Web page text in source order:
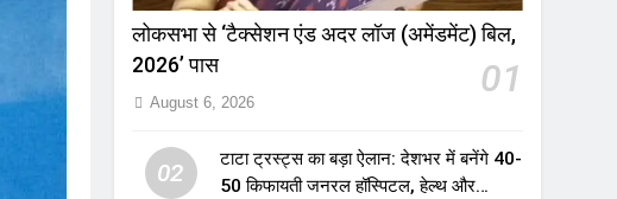
लोकसभा से ‘टैक्सेशन एंड अदर लॉज (अमेंडमेंट) बिल,
2026’ पास
01
August 6, 2026
02
टाटा ट्रस्ट्स का बड़ा ऐलान: देशभर में बनेंगे 40-
50 किफायती जनरल हॉस्पिटल, हेल्थ और